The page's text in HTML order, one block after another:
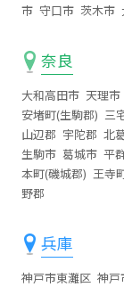
市 守口市 茨木市
奈良
大和高田市 天理市
安堵町(生駒郡) 三
山辺郡 宇陀郡 北
生駒市 葛城市 平
本町(磯城郡) 王寺
野郡
兵庫
神戸市東灘区 神戸